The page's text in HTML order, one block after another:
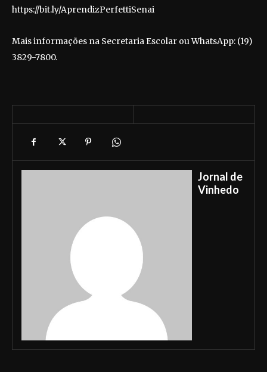
https://bit.ly/AprendizPerfettiSenai
Mais informações na Secretaria Escolar ou WhatsApp: (19)
3829-7800.
Jornal de
Vinhedo